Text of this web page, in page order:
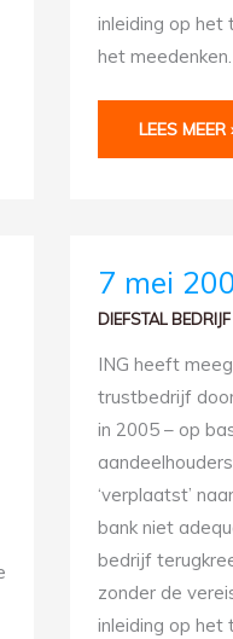
inleiding op het
het meedenken.
LEES MEER
7 mei
DIEFSTAL BEDRIJF
ING heeft
trustbedrijf
in 2005 – op
‘verplaatst’
bank niet
bedrijf
zonder de
inleiding op het
MEI
HOOG
BOOM